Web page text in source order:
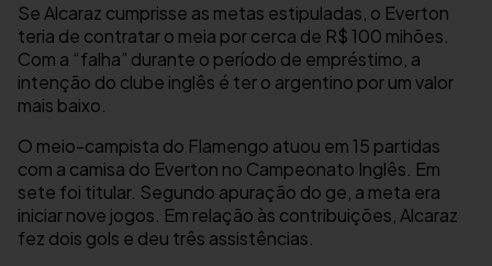
Se Alcaraz cumprisse as metas estipuladas, o Everton
teria de contratar o meia por cerca de R$ 100 mihões.
Com a “falha” durante o período de empréstimo, a
intenção do clube inglês é ter o argentino por um valor
mais baixo.
O meio-campista do Flamengo atuou em 15 partidas
com a camisa do Everton no Campeonato Inglês. Em
sete foi titular. Segundo apuração do ge, a meta era
iniciar nove jogos. Em relação às contribuições, Alcaraz
fez dois gols e deu três assistências.